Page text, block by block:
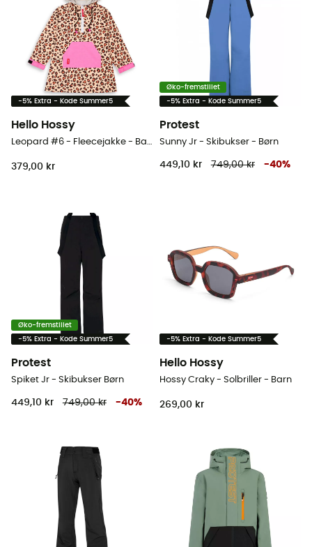
-5% Extra - Kode Summer5
Hello Hossy
Leopard #6 - Fleecejakke - Barn
379,00 kr
Øko-fremstillet
-5% Extra - Kode Summer5
Protest
Sunny Jr - Skibukser - Børn
449,10 kr 749,00 kr -40%
Øko-fremstillet
-5% Extra - Kode Summer5
Protest
Spiket Jr - Skibukser Børn
449,10 kr 749,00 kr -40%
-5% Extra - Kode Summer5
Hello Hossy
Hossy Craky - Solbriller - Barn
269,00 kr